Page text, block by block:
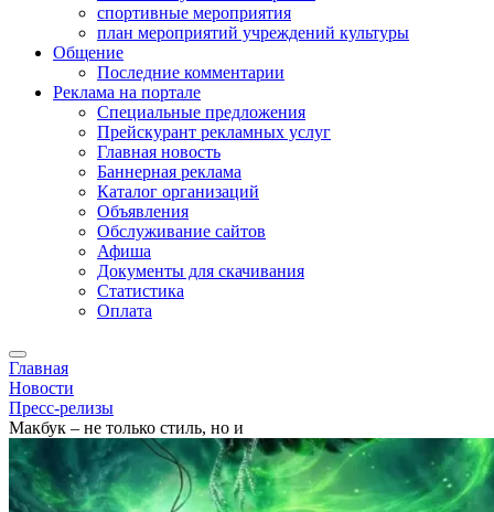
спортивные мероприятия
план мероприятий учреждений культуры
Общение
Последние комментарии
Реклама на портале
Специальные предложения
Прейскурант рекламных услуг
Главная новость
Баннерная реклама
Каталог организаций
Объявления
Обслуживание сайтов
Афиша
Документы для скачивания
Статистика
Оплата
Главная
Новости
Пресс-релизы
Макбук – не только стиль, но и